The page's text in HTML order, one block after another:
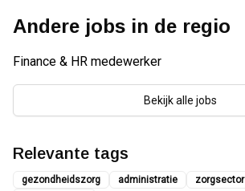
Andere jobs in de regio
Finance & HR medewerker
Bekijk alle jobs
Relevante tags
gezondheidszorg administratie zorgsector